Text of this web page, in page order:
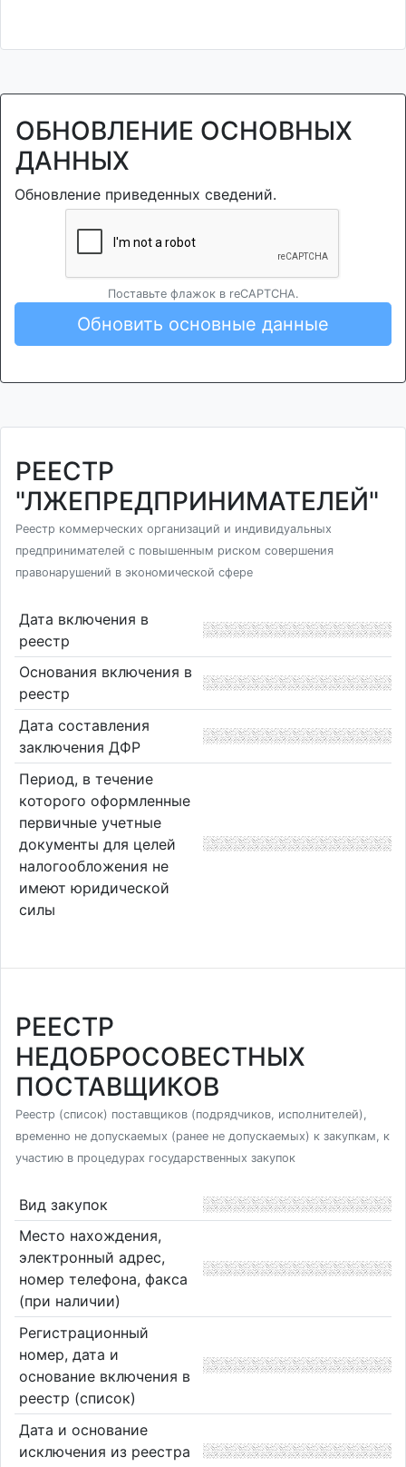
ОБНОВЛЕНИЕ ОСНОВНЫХ
ДАННЫХ
Обновление приведенных сведений.
Поставьте флажок в reCAPTCHA.
Обновить основные данные
РЕЕСТР
"ЛЖЕПРЕДПРИНИМАТЕЛЕЙ"
Реестр коммерческих организаций и индивидуальных
предпринимателей с повышенным риском совершения
правонарушений в экономической сфере
Дата включения в
реестр
Основания включения в
реестр
Дата составления
заключения ДФР
Период, в течение
которого оформленные
первичные учетные
документы для целей
налогообложения не
имеют юридической
силы
РЕЕСТР
НЕДОБРОСОВЕСТНЫХ
ПОСТАВЩИКОВ
Реестр (список) поставщиков (подрядчиков, исполнителей),
временно не допускаемых (ранее не допускаемых) к закупкам, к
участию в процедурах государственных закупок
Вид закупок
Место нахождения,
электронный адрес,
номер телефона, факса
(при наличии)
Регистрационный
номер, дата и
основание включения в
реестр (список)
Дата и основание
исключения из реестра